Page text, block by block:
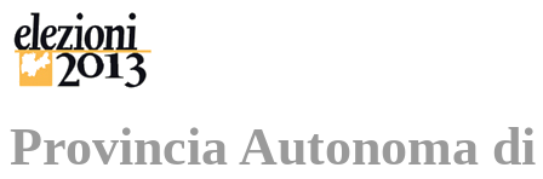
Provincia Autonoma